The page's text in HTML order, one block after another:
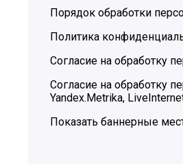
Порядок обработки
Политика
Согласие на обработку
Согласие на обработку
Yandex.Metrika,
Показать баннерные